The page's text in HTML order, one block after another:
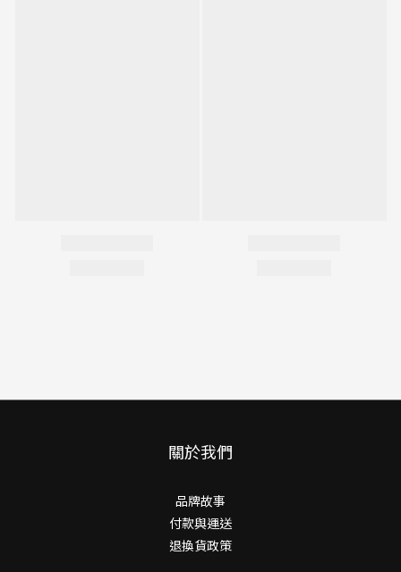
關於我們
品牌故事
付款與運送
退換貨政策